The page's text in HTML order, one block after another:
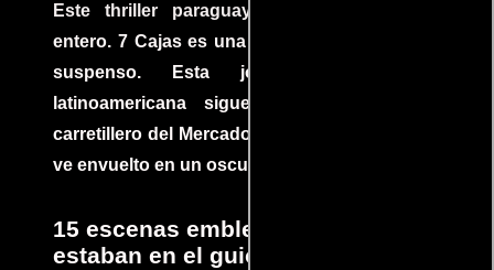
Este thriller paraguayo cautivó al mundo
entero. 7 Cajas es una explosión de acción y
suspenso. Esta joya cinematográfica
latinoamericana sigue la historia de un
carretillero del Mercado 4 de Asunción que se
ve envuelto en un oscuro mundo de crimen
15 escenas emblemáticas que no
estaban en el guion